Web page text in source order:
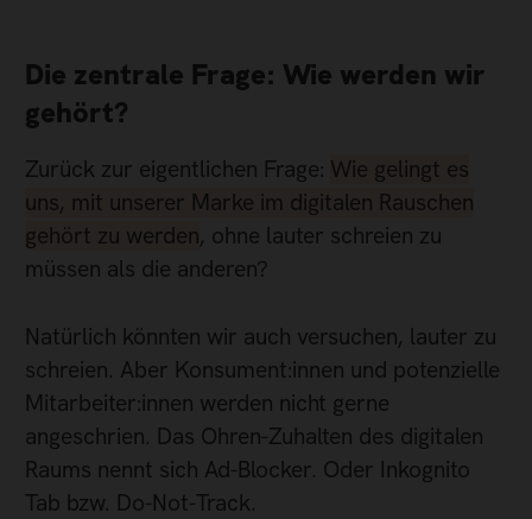
Die zentrale Frage: Wie werden wir
gehört?
Zurück zur eigentlichen Frage: Wie gelingt es
uns, mit unserer Marke im digitalen Rauschen
gehört zu werden, ohne lauter schreien zu
müssen als die anderen?
Natürlich könnten wir auch versuchen, lauter zu
schreien. Aber Konsument:innen und potenzielle
Mitarbeiter:innen werden nicht gerne
angeschrien. Das Ohren-Zuhalten des digitalen
Raums nennt sich Ad-Blocker. Oder Inkognito
Tab bzw. Do-Not-Track.